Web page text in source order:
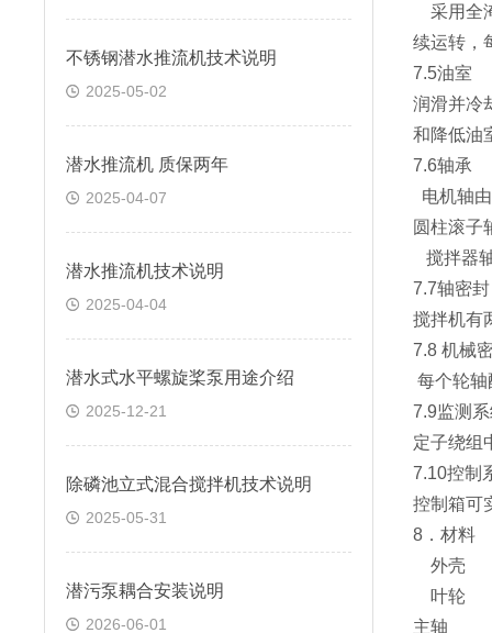
不锈钢潜水推流机技术说明
2025-05-02
潜水推流机 质保两年
2025-04-07
潜水推流机技术说明
2025-04-04
潜水式水平螺旋桨泵用途介绍
2025-12-21
除磷池立式混合搅拌机技术说明
2025-05-31
潜污泵耦合安装说明
2026-06-01
采用全
续运转，
7.5油室
润滑并冷
和降低油
7.6轴承
电机轴
圆柱滚子
搅拌器
7.7轴密封
搅拌机有
7.8 机械
每个轮轴
7.9监测
定子绕组
7.10控制
控制箱可
8 ．材料
外壳
叶轮
主轴